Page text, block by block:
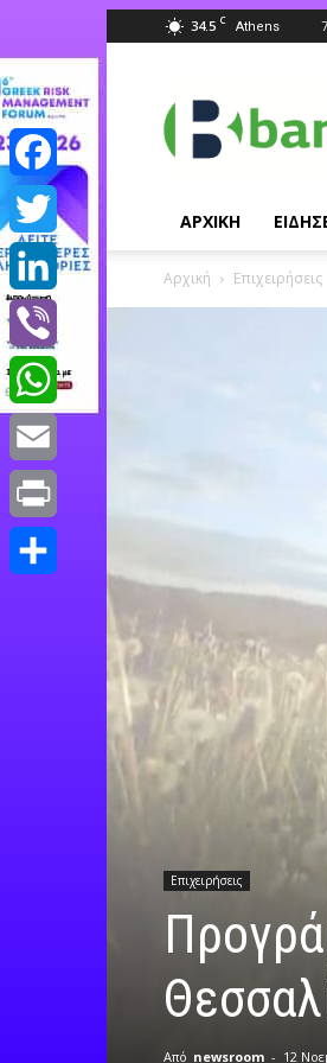
34.5 C Athens
ΑΡΧΙΚΗ
Αρχική Επιχειρήσεις
Επιχειρήσεις
Από newsroom - 12
Facebook
Twitter
LinkedIn
Viber
WhatsApp
Email
Print